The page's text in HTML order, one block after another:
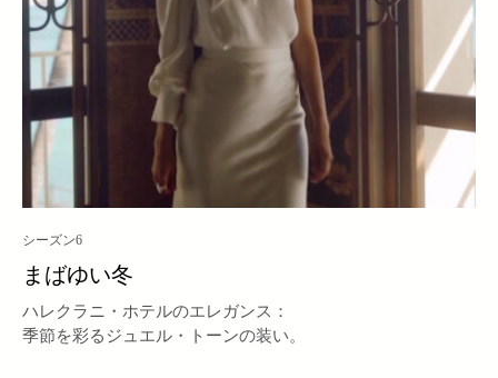
シーズン6
まばゆい冬
ハレクラニ・ホテルのエレガンス：
季節を彩るジュエル・トーンの装い。